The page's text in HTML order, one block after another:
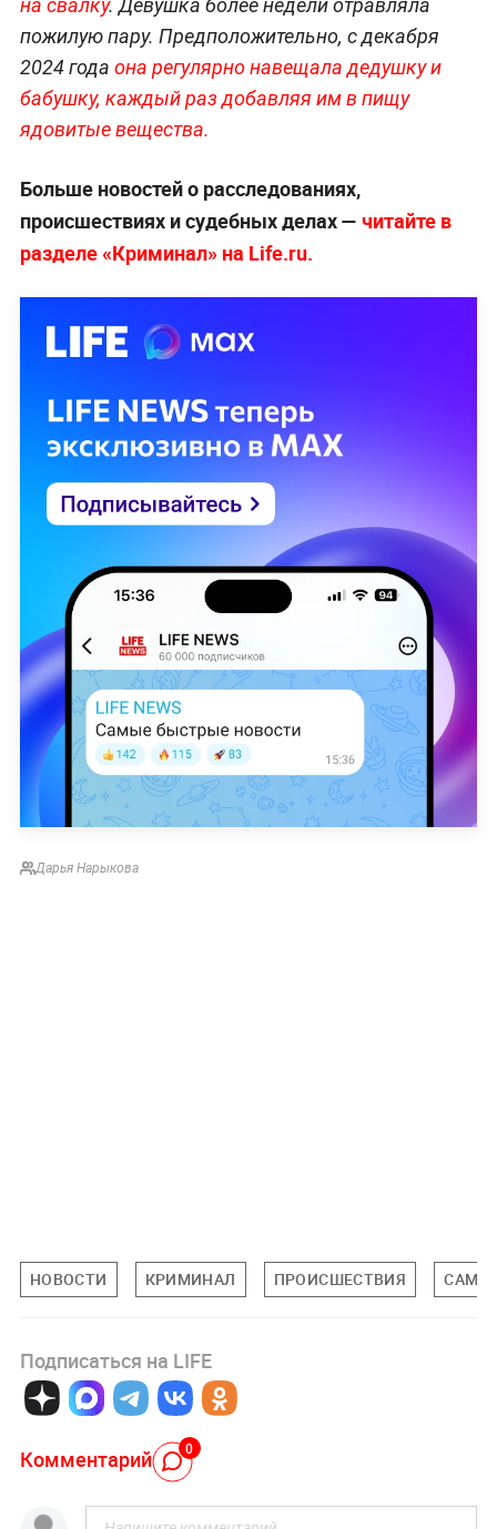
на свалку. Девушка более недели отравляла
пожилую пару. Предположительно, с декабря
2024 года она регулярно навещала дедушку и
бабушку, каждый раз добавляя им в пищу
ядовитые вещества.
Больше новостей о расследованиях,
происшествиях и судебных делах — читайте в
разделе «Криминал» на Life.ru.
Дарья Нарыкова
НОВОСТИ КРИМИНАЛ ПРОИСШЕСТВИЯ
Подписаться на LIFE
Комментарий 0